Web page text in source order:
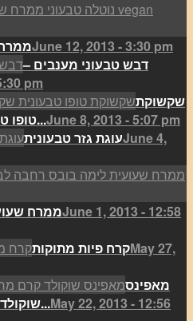
June 12, 2013 - 3:30 pm
דבש טבעוני מענבים –
pm
שקשוקת
טופו טבעונית עם תרד ותפוחי...June 8, 2013 - 5:07 pm
עוגת גזר טבעוניתJune 4,
ממרחJune 1, 2013 - 12:58
קרח פיות מתוקותMay 27,
מאפינס
שוקולד טבעוני עם קרם קוקוס...May 22, 2013 - 12:56